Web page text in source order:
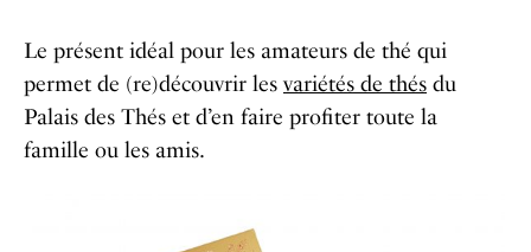
Le présent idéal pour les amateurs de thé qui
permet de (re)découvrir lesvariétés de thés du
Palais des Thés et d’en faire profiter toute la
famille ou les amis.